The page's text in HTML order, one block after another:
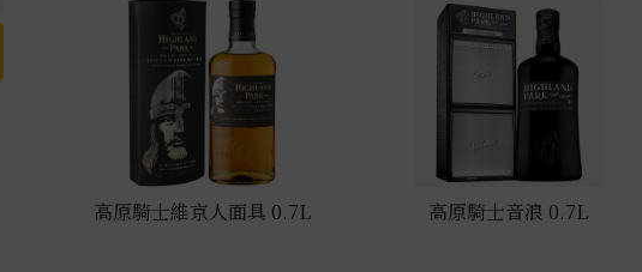
高原騎士維京人面具 0.7L 高原騎士音浪 0.7L